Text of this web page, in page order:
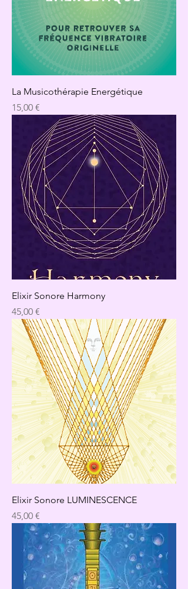
La Musicothérapie Energétique
Precio
15,00 €
Elixir Sonore Harmony
Precio
45,00 €
Elixir Sonore LUMINESCENCE
Precio
45,00 €